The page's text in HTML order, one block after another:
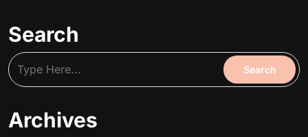
Search
Archives